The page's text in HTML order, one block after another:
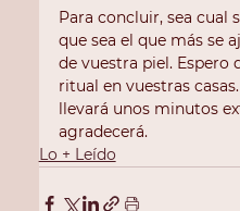
Para concluir, sea cual
que sea el que más se
de vuestra piel. Espero
ritual en vuestras
llevará unos minutos
agradecerá.
Lo + Leído